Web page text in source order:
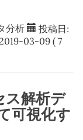
分析 投稿日:
03-09 ( 7
解析デ
可視化す